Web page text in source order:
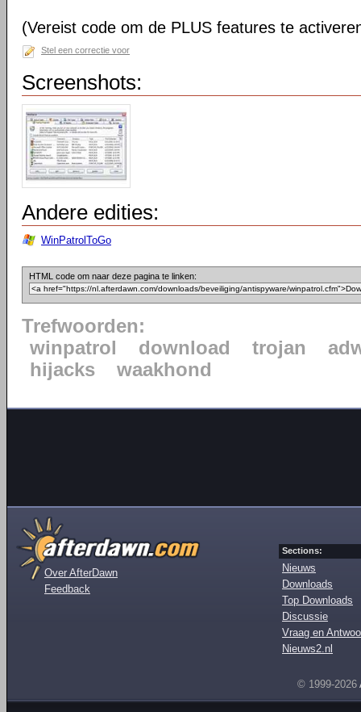
(Vereist code om de PLUS features te
Stel een correctie voor
Screenshots:
Andere edities:
WinPatrolToGo
HTML code om naar deze pagina te linken:
Trefwoorden:
winpatrol
download trojan
hijacks
waakhond
Over AfterDawn
Feedback
Sections:
Nieuws
Downloads
Top Downloads
Discussie
Vraag en
Nieuws2.nl
© 1999-2026